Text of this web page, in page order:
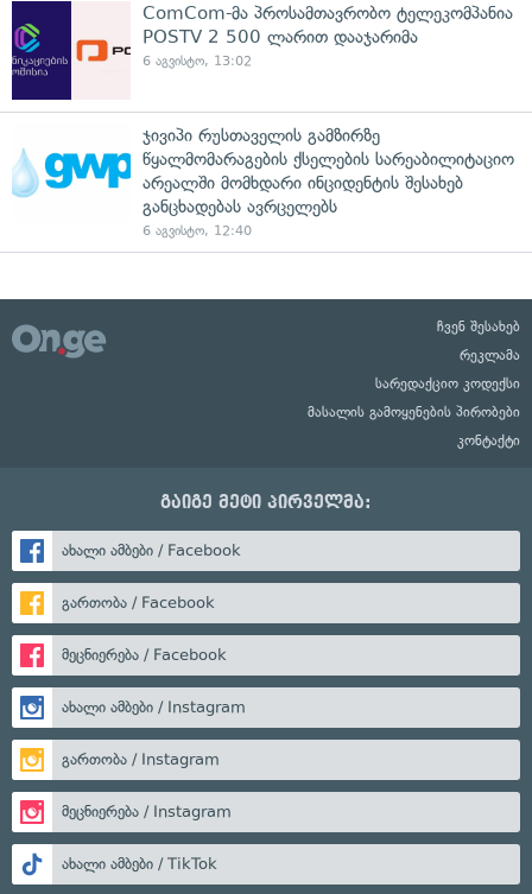
ComCom-მა პროსამთავრობო ტელეკომპანია
POSTV 2 500 ლარით დააჯარიმა
6 აგვისტო, 13:02
ჯივიპი რუსთაველის გამზირზე
წყალმომარაგების ქსელების სარეაბილიტაციო
არეალში მომხდარი ინციდენტის შესახებ
განცხადებას ავრცელებს
6 აგვისტო, 12:40
ჩვენ შესახებ
რეკლამა
სარედაქციო კოდექსი
მასალის გამოყენების პირობები
კონტაქტი
გაიგე მეტი პირველმა:
ახალი ამბები / Facebook
გართობა / Facebook
მეცნიერება / Facebook
ახალი ამბები / Instagram
გართობა / Instagram
მეცნიერება / Instagram
ახალი ამბები / TikTok